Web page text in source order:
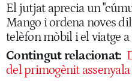
El jutjat aprecia un
Mango i ordena noves
telèfon mòbil i el viatge
Contingut relacionat:
del primogènit